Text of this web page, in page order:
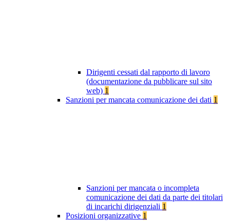
Dirigenti cessati dal rapporto di lavoro
(documentazione da pubblicare sul sito
web) 1
Sanzioni per mancata comunicazione dei dati 1
Sanzioni per mancata o incompleta
comunicazione dei dati da parte dei titolari
di incarichi dirigenziali 1
Posizioni organizzative 1